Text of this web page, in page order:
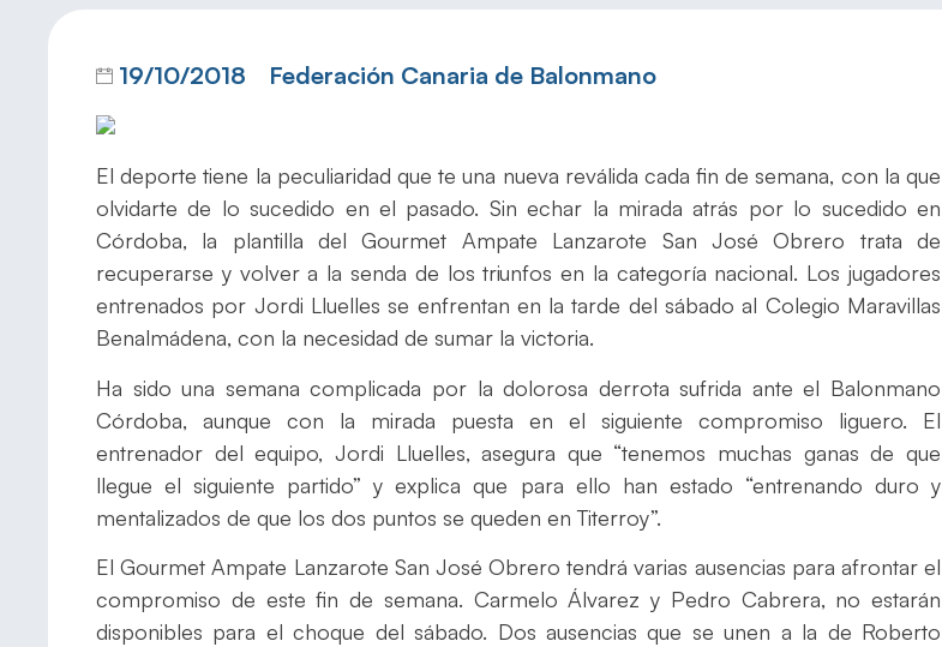
19/10/2018 Federación Canaria de Balonmano
El deporte tiene la peculiaridad que te una nueva reválida cada fin de semana, con la que
olvidarte de lo sucedido en el pasado. Sin echar la mirada atrás por lo sucedido en
Córdoba, la plantilla del Gourmet Ampate Lanzarote San José Obrero trata de
recuperarse y volver a la senda de los triunfos en la categoría nacional. Los jugadores
entrenados por Jordi Lluelles se enfrentan en la tarde del sábado al Colegio Maravillas
Benalmádena, con la necesidad de sumar la victoria.
Ha sido una semana complicada por la dolorosa derrota sufrida ante el Balonmano
Córdoba, aunque con la mirada puesta en el siguiente compromiso liguero. El
entrenador del equipo, Jordi Lluelles, asegura que “tenemos muchas ganas de que
llegue el siguiente partido” y explica que para ello han estado “entrenando duro y
mentalizados de que los dos puntos se queden en Titerroy”.
El Gourmet Ampate Lanzarote San José Obrero tendrá varias ausencias para afrontar el
compromiso de este fin de semana. Carmelo Álvarez y Pedro Cabrera, no estarán
disponibles para el choque del sábado. Dos ausencias que se unen a la de Roberto